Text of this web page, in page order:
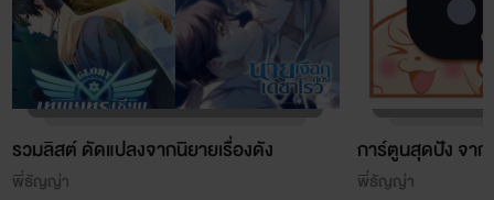
รวมลิสต์ ดัดแปลงจากนิยายเรื่องดัง
พี่ธัญญ่า
การ์ตูนสุดปัง จา
พี่ธัญญ่า